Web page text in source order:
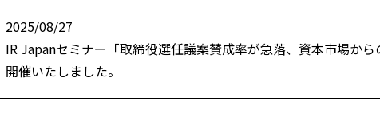
2025/08/27
IR Japanセミナー「取締役選任議案賛成率が急落、資本市場か
開催いたしました。